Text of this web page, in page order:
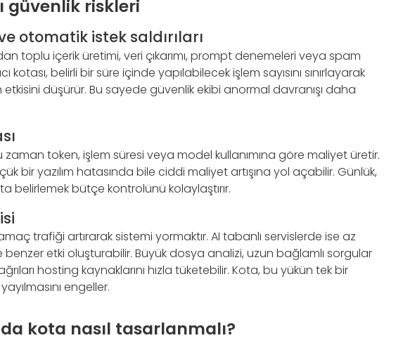
güvenlik riskleri
otomatik istek saldırıları
toplu içerik üretimi, veri çıkarımı, prompt denemeleri veya spam
kotası, belirli bir süre içinde yapılabilecek işlem sayısını sınırlayarak
etkisini düşürür. Bu sayede güvenlik ekibi anormal davranışı daha
token, işlem süresi veya model kullanımına göre maliyet üretir.
bir yazılım hatasında bile ciddi maliyet artışına yol açabilir. Günlük,
belirlemek bütçe kontrolünü kolaylaştırır.
amaç trafiği artırarak sistemi yormaktır. AI tabanlı servislerde ise az
benzer etki oluşturabilir. Büyük dosya analizi, uzun bağlamlı sorgular
hosting kaynaklarını hızla tüketebilir. Kota, bu yükün tek bir
engeller.
kota nasıl tasarlanmalı?